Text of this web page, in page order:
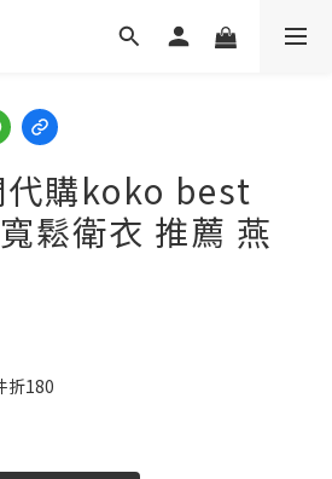
代購koko best
鬆衛衣 推薦 燕
折180